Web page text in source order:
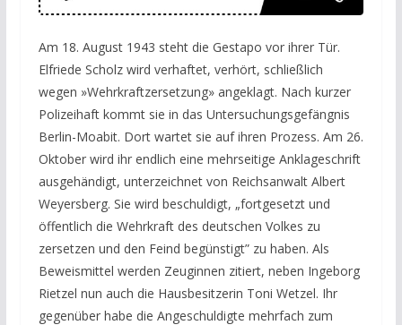
Am 18. August 1943 steht die Gestapo vor ihrer Tür.
Elfriede Scholz wird verhaftet, verhört, schließlich
wegen »Wehrkraftzersetzung» angeklagt. Nach kurzer
Polizeihaft kommt sie in das Untersuchungsgefängnis
Berlin-Moabit. Dort wartet sie auf ihren Prozess. Am 26.
Oktober wird ihr endlich eine mehrseitige Anklageschrift
ausgehändigt, unterzeichnet von Reichsanwalt Albert
Weyersberg. Sie wird beschuldigt, „fortgesetzt und
öffentlich die Wehrkraft des deutschen Volkes zu
zersetzen und den Feind begünstigt” zu haben. Als
Beweismittel werden Zeuginnen zitiert, neben Ingeborg
Rietzel nun auch die Hausbesitzerin Toni Wetzel. Ihr
gegenüber habe die Angeschuldigte mehrfach zum